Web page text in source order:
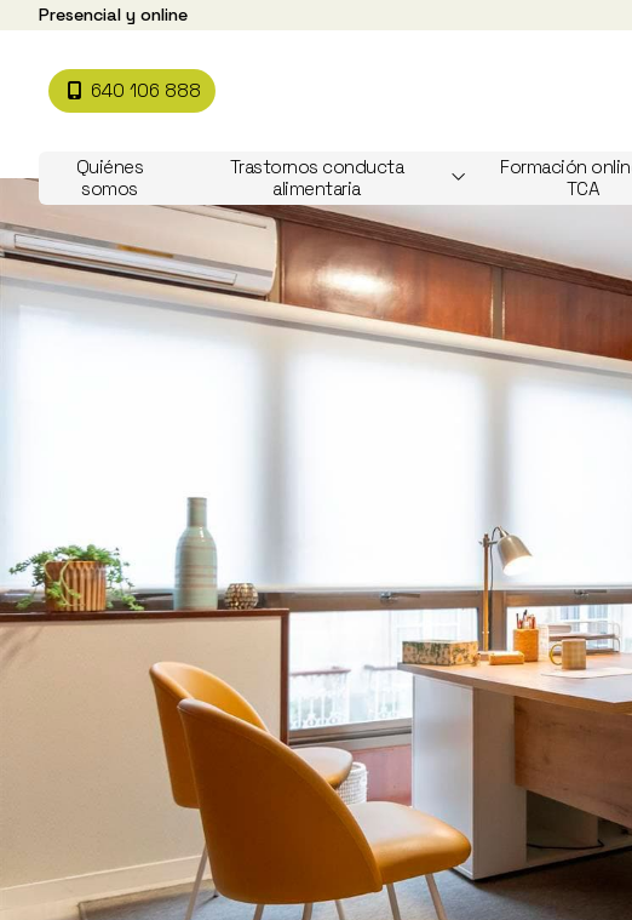
Presencial y online
640 106 888
Quiénes
somos
Trastornos conducta
alimentaria
Formación
TCA